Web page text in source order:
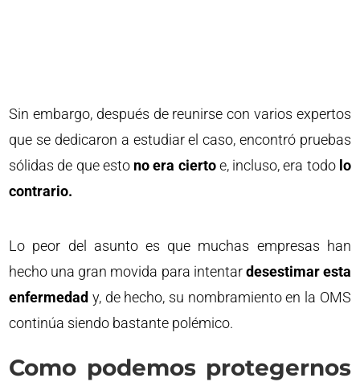
Sin embargo, después de reunirse con varios expertos
que se dedicaron a estudiar el caso, encontró pruebas
sólidas de que esto no era ciertoe, incluso, era todo lo
contrario.
Lo peor del asunto es que muchas empresas han
hecho una gran movida para intentardesestimar esta
enfermedad y, de hecho, su nombramiento en la OMS
continúa siendo bastante polémico.
Como podemos protegernos